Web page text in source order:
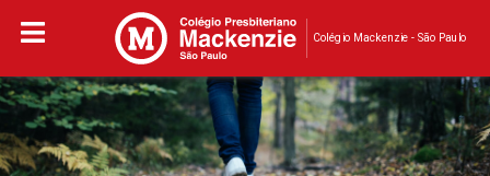
Colégio Mackenzie - São Paulo